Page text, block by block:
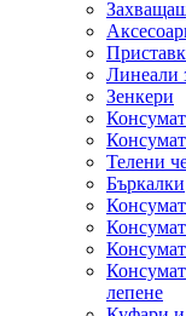
Линеали
Зенкери
Телени
Бъркалки
лепене